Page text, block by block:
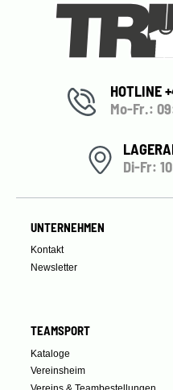
HOTLINE
Mo-Fr.:
Di-Fr:
UNTERNEHMEN
Kontakt
Newsletter
TEAMSPORT
Kataloge
Vereinsheim